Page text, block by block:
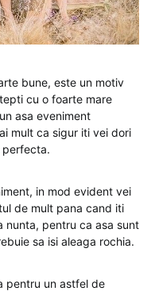
bune, este un motiv
cu o foarte mare
asa eveniment
mult ca sigur iti vei dori
perfecta.
in mod evident vei
de mult pana cand iti
nunta, pentru ca asa sunt
sa isi aleaga rochia.
pentru un astfel de